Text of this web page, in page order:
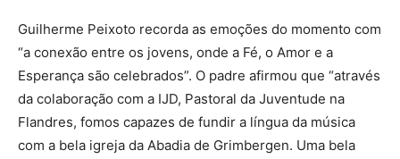
Guilherme Peixoto recorda as emoções do momento com
“a conexão entre os jovens, onde a Fé, o Amor e a
Esperança são celebrados”. O padre afirmou que “através
da colaboração com a IJD, Pastoral da Juventude na
Flandres, fomos capazes de fundir a língua da música
com a bela igreja da Abadia de Grimbergen. Uma bela